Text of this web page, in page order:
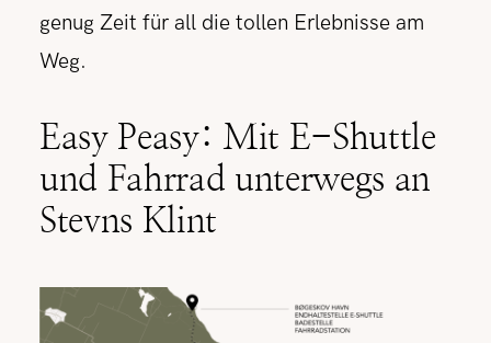
genug Zeit für all die tollen Erlebnisse am
Weg.
Easy Peasy: Mit E-Shuttle
und Fahrrad unterwegs an
Stevns Klint